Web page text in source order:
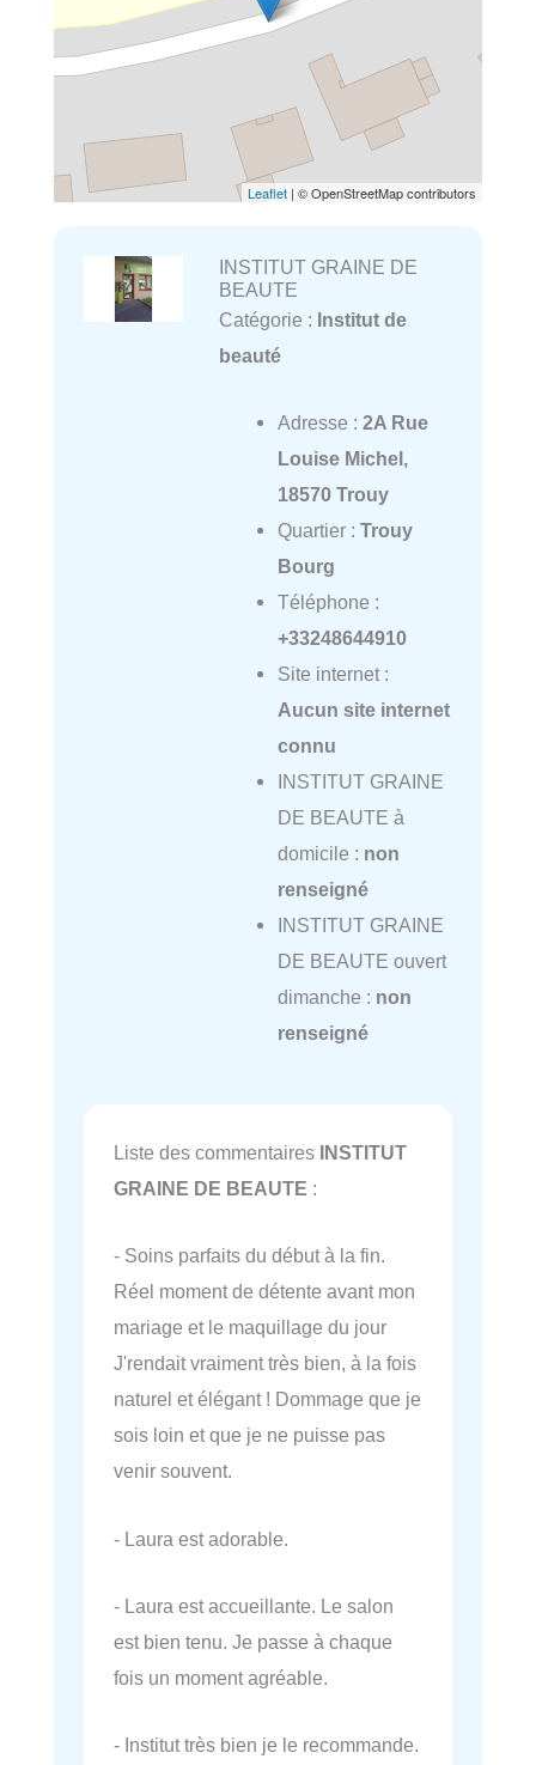
Leaflet | © OpenStreetMap contributors
INSTITUT GRAINE DE
BEAUTE
Catégorie : Institut de
beauté
Adresse : 2A Rue
Louise Michel,
18570 Trouy
Quartier : Trouy
Bourg
Téléphone :
+33248644910
Site internet :
Aucun site internet
connu
INSTITUT GRAINE
DE BEAUTE à
domicile : non
renseigné
INSTITUT GRAINE
DE BEAUTE ouvert
dimanche : non
renseigné
Liste des commentaires INSTITUT
GRAINE DE BEAUTE :
- Soins parfaits du début à la fin.
Réel moment de détente avant mon
mariage et le maquillage du jour
J'rendait vraiment très bien, à la fois
naturel et élégant ! Dommage que je
sois loin et que je ne puisse pas
venir souvent.
- Laura est adorable.
- Laura est accueillante. Le salon
est bien tenu. Je passe à chaque
fois un moment agréable.
- Institut très bien je le recommande.